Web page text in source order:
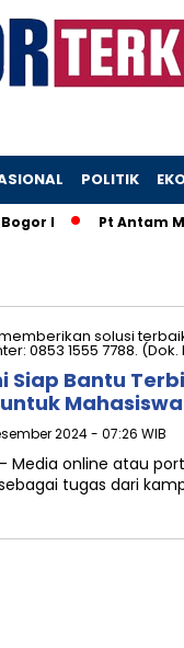
POLITIK
I Pt Antam
Siap Bantu
Mahasiswa
2024 - 07:26 WIB
– Media online atau
tugas dari